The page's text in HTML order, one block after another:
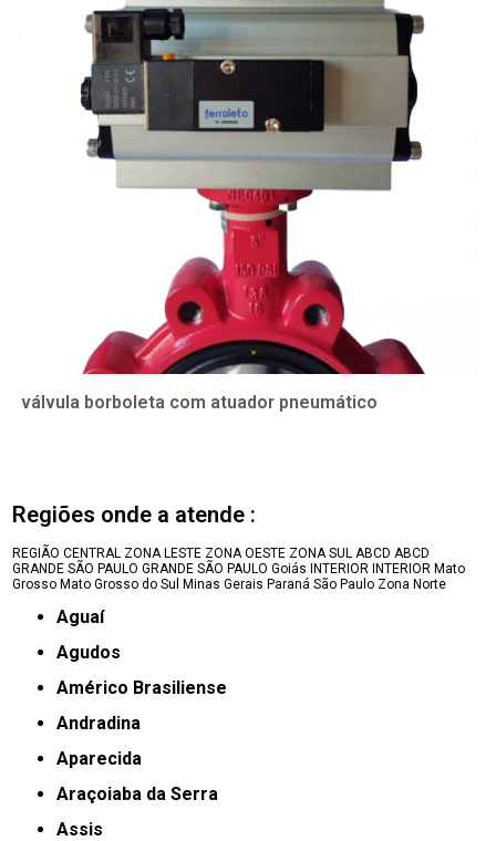
válvula borboleta com atuador pneumático
Regiões onde a atende :
REGIÃO CENTRAL ZONA LESTE ZONA OESTE ZONA SUL ABCD ABCD
GRANDE SÃO PAULO GRANDE SÃO PAULO Goiás INTERIOR INTERIOR Mato
Grosso Mato Grosso do Sul Minas Gerais Paraná São Paulo Zona Norte
Aguaí
Agudos
Américo Brasiliense
Andradina
Aparecida
Araçoiaba da Serra
Assis